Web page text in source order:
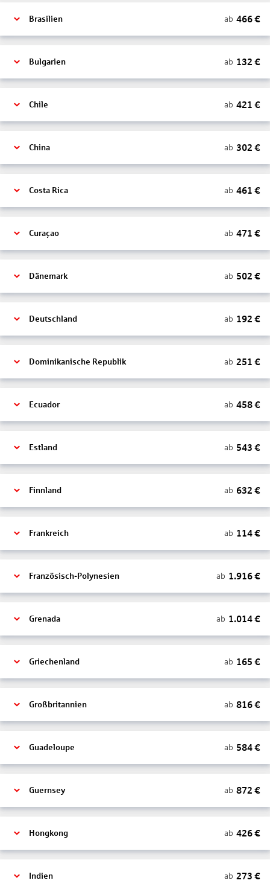
Brasilien ab 466€
Bulgarien ab 132 €
Chile ab 421 €
China ab 302 €
Costa Rica ab 461 €
Curaçao ab 471 €
Dänemark ab 502 €
Deutschland ab 192 €
Dominikanische Republik ab 251 €
Ecuador ab 458€
Estland ab 543 €
Finnland ab 632 €
Frankreich ab 114€
Französisch-Polynesien ab 1.916€
Grenada ab 1.014€
Griechenland ab 165 €
Großbritannien ab 816€
Guadeloupe ab 584€
Guernsey ab 872 €
Hongkong ab 426€
Indien ab 273 €